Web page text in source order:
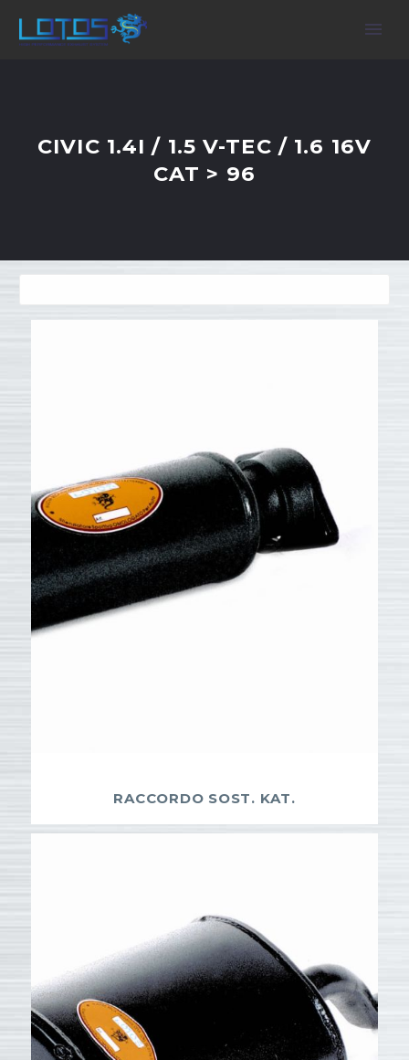
CIVIC 1.4I / 1.5 V-TEC / 1.6 16V
CAT > 96
RACCORDO SOST. KAT.